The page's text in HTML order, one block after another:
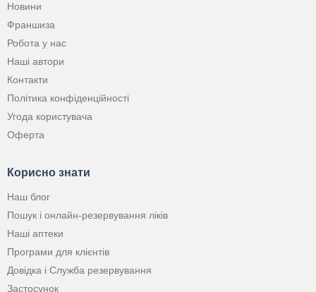
Новини
Франшиза
Робота у нас
Наші автори
Контакти
Політика конфіденційності
Угода користувача
Оферта
Корисно знати
Наш блог
Пошук і онлайн-резервування ліків
Наші аптеки
Програми для клієнтів
Довідка і Служба резервування
Застосунок